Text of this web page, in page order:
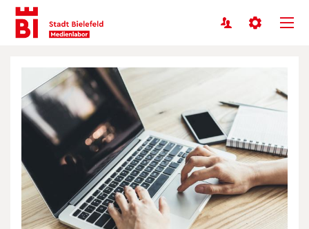
Inhalt
anspringen
Menü
anspringen
Benutzermenü